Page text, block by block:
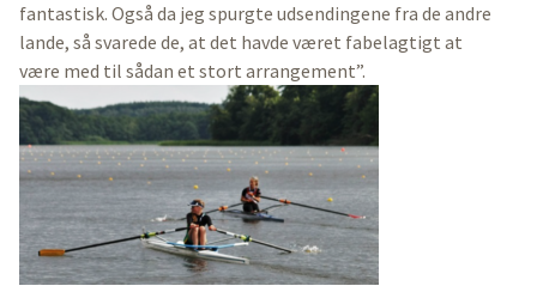
fantastisk. Også da jeg spurgte udsendingene fra de andre
lande, så svarede de, at det havde været fabelagtigt at
være med til sådan et stort arrangement”.